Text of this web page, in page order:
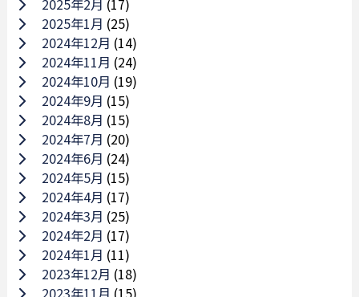
2025年2月 (17)
2025年1月 (25)
2024年12月 (14)
2024年11月 (24)
2024年10月 (19)
2024年9月 (15)
2024年8月 (15)
2024年7月 (20)
2024年6月 (24)
2024年5月 (15)
2024年4月 (17)
2024年3月 (25)
2024年2月 (17)
2024年1月 (11)
2023年12月 (18)
2023年11月 (15)